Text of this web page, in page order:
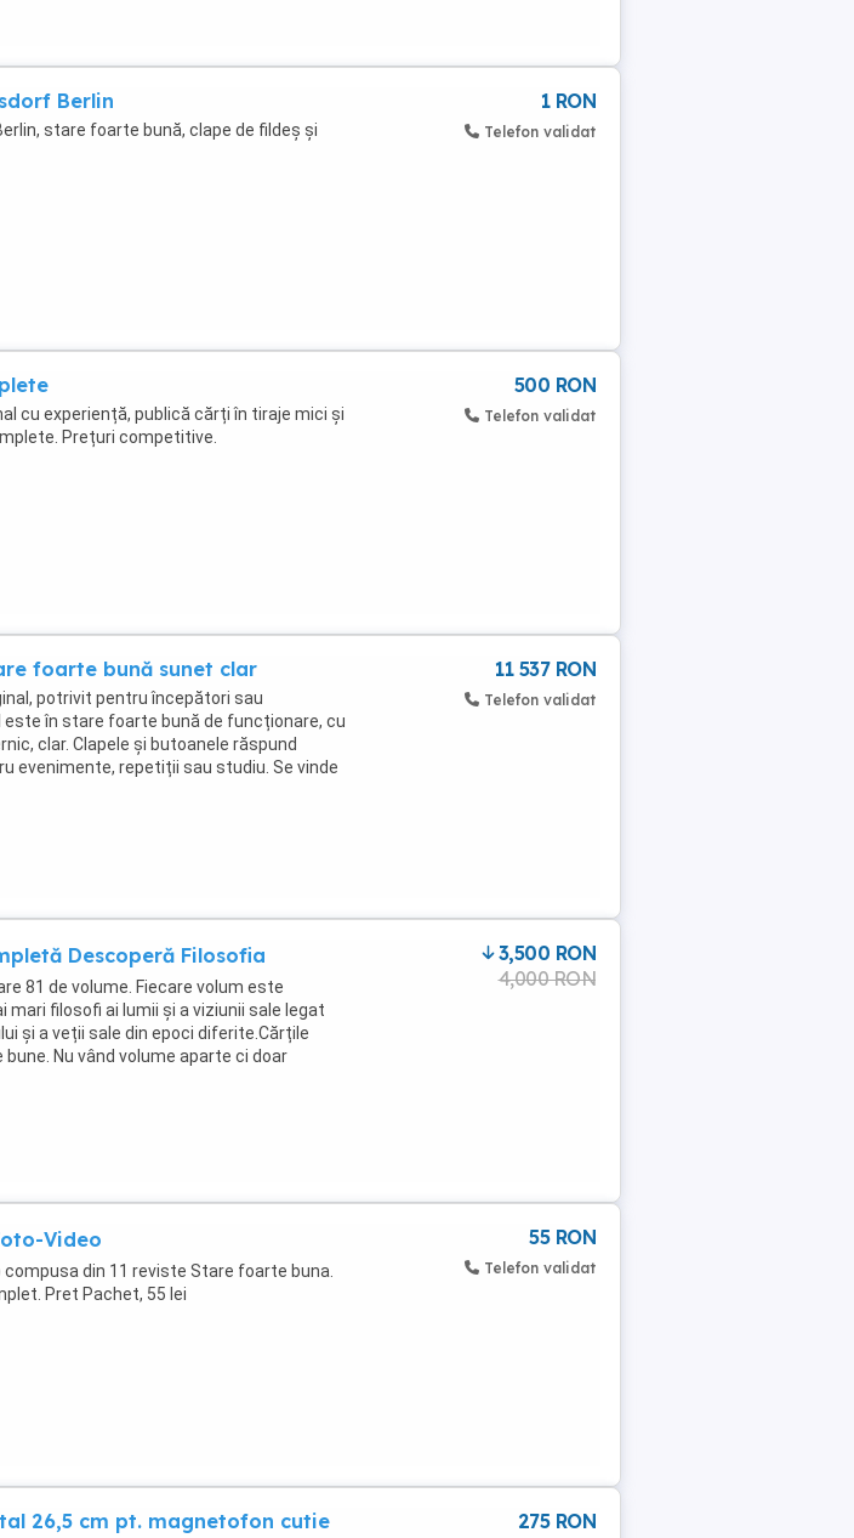
Berlin
stare foarte bună, clape de fildeș și
1 RON
Telefon validat
cu experiență, publică cărți în tiraje mici și
Prețuri competitive.
500 RON
Telefon validat
foarte bună sunet clar
potrivit pentru începători sau
în stare foarte bună de funcționare, cu
clar. Clapele și butoanele răspund
evenimente, repetiții sau studiu. Se vinde
11 537 RON
Telefon validat
Descoperă Filosofia
81 de volume. Fiecare volum este
mari filosofi ai lumii și a viziunii sale legat
și a veții sale din epoci diferite.Cărțile
Nu vând volume aparte ci doar
3,500 RON
4,000 RON
Video
din 11 reviste Stare foarte buna.
Pret Pachet, 55 lei
55 RON
Telefon validat
26,5 cm pt. magnetofon cutie
275 RON